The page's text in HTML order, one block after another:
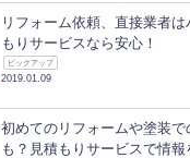
リフォーム依頼、直接業者
もりサービスなら安心！
ピックアップ
2019.01.09
初めてのリフォームや塗装
も？見積もりサービスで情報